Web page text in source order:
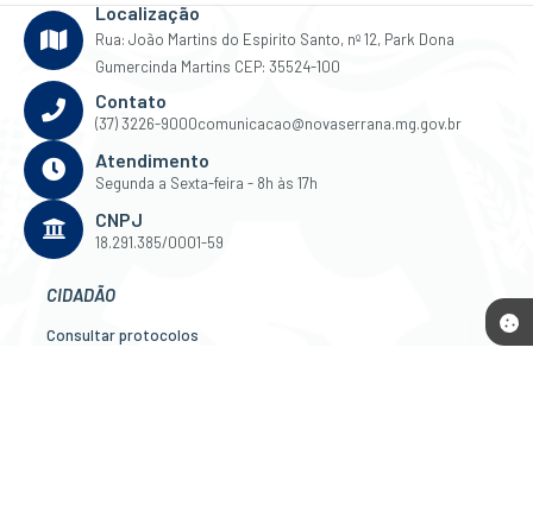
Localização
Rua: João Martins do Espirito Santo, nº 12, Park Dona
Gumercinda Martins CEP: 35524-100
Contato
(37) 3226-9000comunicacao@novaserrana.mg.gov.br
Atendimento
Segunda a Sexta-feira - 8h às 17h
CNPJ
18.291.385/0001-59
CIDADÃO
Consultar protocolos